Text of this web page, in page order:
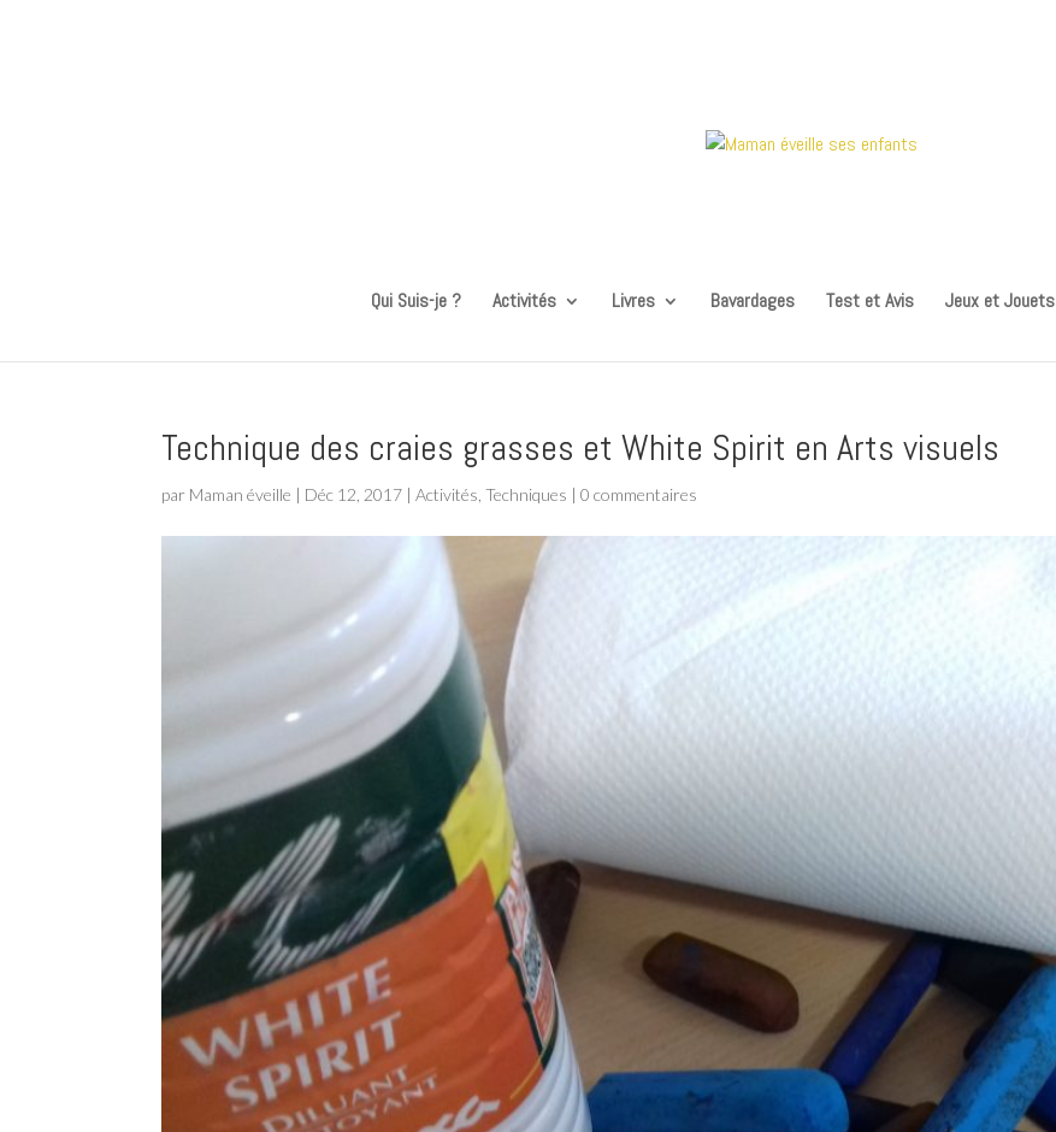
Qui Suis-je ? Activités Livres Bavardages Test et Avis Jeux et Jouets
Technique des craies grasses et White Spirit en Arts visuels
par Maman éveille | Déc 12, 2017 |Activités ,Techniques |0 commentaires